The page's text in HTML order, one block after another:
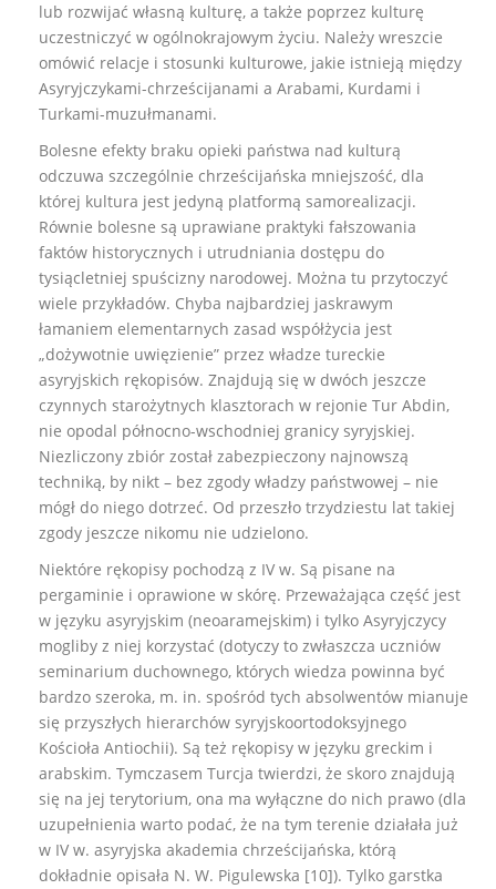
lub rozwijać własną kulturę, a także poprzez kulturę
uczestniczyć w ogólnokrajowym życiu. Należy wreszcie
omówić relacje i stosunki kulturowe, jakie istnieją między
Asyryjczykami-chrześcijanami a Arabami, Kurdami i
Turkami-muzułmanami.
Bolesne efekty braku opieki państwa nad kulturą
odczuwa szczególnie chrześcijańska mniejszość, dla
której kultura jest jedyną platformą samorealizacji.
Równie bolesne są uprawiane praktyki fałszowania
faktów historycznych i utrudniania dostępu do
tysiącletniej spuścizny narodowej. Można tu przytoczyć
wiele przykładów. Chyba najbardziej jaskrawym
łamaniem elementarnych zasad współżycia jest
„dożywotnie uwięzienie” przez władze tureckie
asyryjskich rękopisów. Znajdują się w dwóch jeszcze
czynnych starożytnych klasztorach w rejonie Tur Abdin,
nie opodal północno-wschodniej granicy syryjskiej.
Niezliczony zbiór został zabezpieczony najnowszą
techniką, by nikt – bez zgody władzy państwowej – nie
mógł do niego dotrzeć. Od przeszło trzydziestu lat takiej
zgody jeszcze nikomu nie udzielono.
Niektóre rękopisy pochodzą z IV w. Są pisane na
pergaminie i oprawione w skórę. Przeważająca część jest
w języku asyryjskim (neoaramejskim) i tylko Asyryjczycy
mogliby z niej korzystać (dotyczy to zwłaszcza uczniów
seminarium duchownego, których wiedza powinna być
bardzo szeroka, m. in. spośród tych absolwentów mianuje
się przyszłych hierarchów syryjskoortodoksyjnego
Kościoła Antiochii). Są też rękopisy w języku greckim i
arabskim. Tymczasem Turcja twierdzi, że skoro znajdują
się na jej terytorium, ona ma wyłączne do nich prawo (dla
uzupełnienia warto podać, że na tym terenie działała już
w IV w. asyryjska akademia chrześcijańska, którą
dokładnie opisała N. W. Pigulewska [10]). Tylko garstka